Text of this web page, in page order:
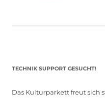
TECHNIK SUPPORT GESUCHT!
Das Kulturparkett freut sich